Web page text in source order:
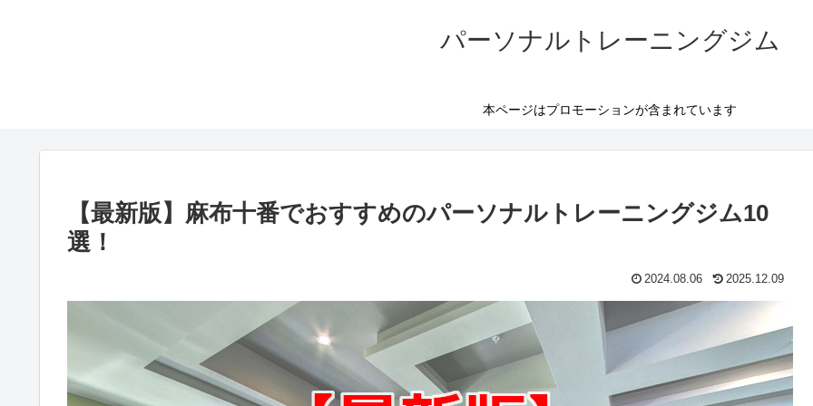
パーソナルトレーニングジム
本ページはプロモーションが含まれています
【最新版】麻布十番でおすすめのパーソナルトレーニングジム10
選！
2024.08.06 2025.12.09